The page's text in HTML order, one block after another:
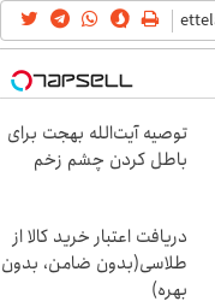
توصیه آیت‌الله بهجت برای
باطل کردن چشم زخم
دریافت اعتبار خرید کالا از
طلاسی(بدون ضامن، بدون
بهره)